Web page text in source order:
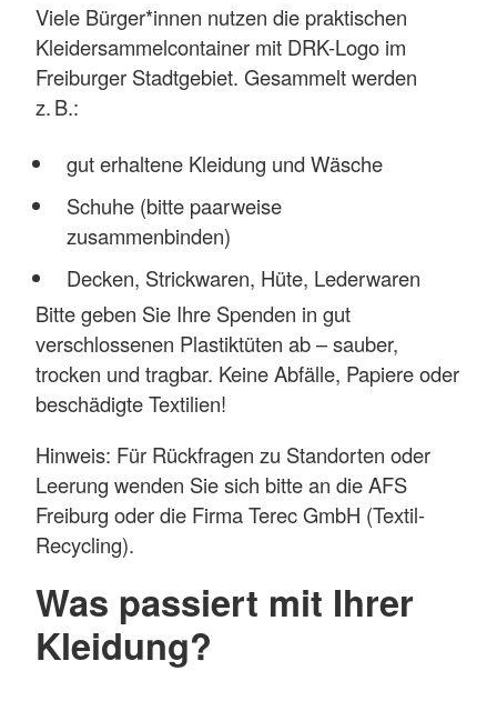
Viele Bürger*innen nutzen die praktischen
Kleidersammelcontainer mit DRK-Logo im
Freiburger Stadtgebiet. Gesammelt werden
z. B.:
gut erhaltene Kleidung und Wäsche
Schuhe (bitte paarweise
zusammenbinden)
Decken, Strickwaren, Hüte, Lederwaren
Bitte geben Sie Ihre Spenden in gut
verschlossenen Plastiktüten ab – sauber,
trocken und tragbar. Keine Abfälle, Papiere oder
beschädigte Textilien!
Hinweis: Für Rückfragen zu Standorten oder
Leerung wenden Sie sich bitte an die AFS
Freiburg oder die Firma Terec GmbH (Textil-
Recycling).
Was passiert mit Ihrer
Kleidung?